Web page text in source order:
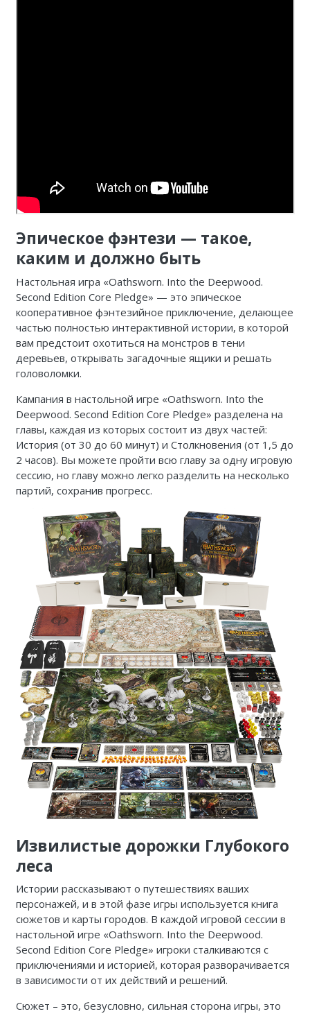
Эпическое фэнтези — такое,
каким и должно быть
Настольная игра «Oathsworn. Into the Deepwood.
Second Edition Core Pledge» — это эпическое
кооперативное фэнтезийное приключение, делающее
частью полностью интерактивной истории, в которой
вам предстоит охотиться на монстров в тени
деревьев, открывать загадочные ящики и решать
головоломки.
Кампания в настольной игре «Oathsworn. Into the
Deepwood. Second Edition Core Pledge» разделена на
главы, каждая из которых состоит из двух частей:
История (от 30 до 60 минут) и Столкновения (от 1,5 до
2 часов). Вы можете пройти всю главу за одну игровую
сессию, но главу можно легко разделить на несколько
партий, сохранив прогресс.
Извилистые дорожки Глубокого
леса
Истории рассказывают о путешествиях ваших
персонажей, и в этой фазе игры используется книга
сюжетов и карты городов. В каждой игровой сессии в
настольной игре «Oathsworn. Into the Deepwood.
Second Edition Core Pledge» игроки сталкиваются с
приключениями и историей, которая разворачивается
в зависимости от их действий и решений.
Сюжет – это, безусловно, сильная сторона игры, это